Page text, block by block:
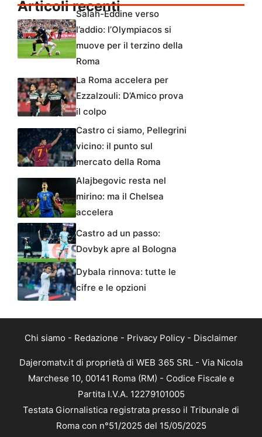
Articoli recenti
Salah-Eddine verso
l’addio: l’Olympiacos si
muove per il terzino della
Roma
La Roma accelera per
Ezzalzouli: D’Amico prova
il colpo
Castro ci siamo, Pellegrini
vicino: il punto sul
mercato della Roma
Alajbegovic resta nel
mirino: ma il Chelsea
accelera
Castro ad un passo:
Dovbyk apre al Bologna
Dybala rinnova: tutte le
cifre e le opzioni
Chi siamo - Redazione - Privacy Policy - Disclaimer
Dajeromatv.it di proprietà di WEB 365 SRL - Via Nicola
Marchese 10, 00141 Roma (RM) - Codice Fiscale e
Partita I.V.A. 12279101005
Testata Giornalistica registrata presso il Tribunale di
Roma con n°51/2025 del 15/05/2025